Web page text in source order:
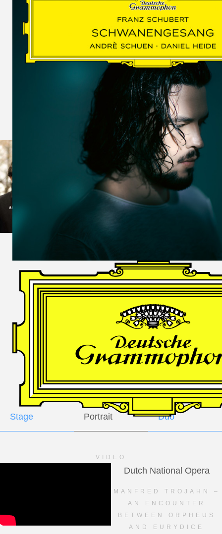
WOLF
MARTIN
SCHUMANN,
LIEDERKREIS
OP. 24
SECHS
MONOLOGE
AUS
JEDERMANN
GESÄNGE
Andrè Schuen,
Baritone
Daniel Heide,
Piano
GALLERY
Stage Portrait Duo
VIDEO
Dutch National Opera
MANFRED TROJAHN –
AN ENCOUNTER
BETWEEN ORPHEUS
AND EURYDICE